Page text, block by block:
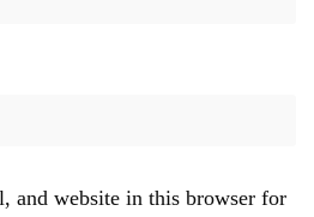
and website in this browser for